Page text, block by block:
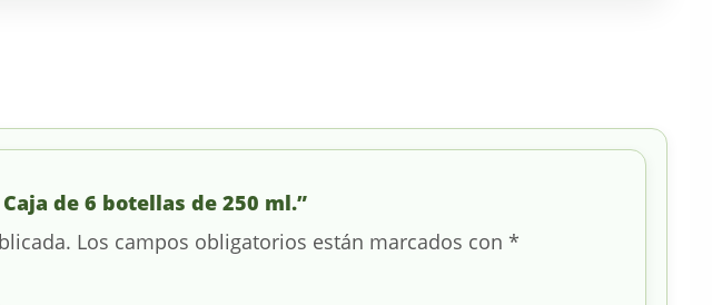
de 6 botellas de 250 ml.”
Los campos obligatorios están marcados con *